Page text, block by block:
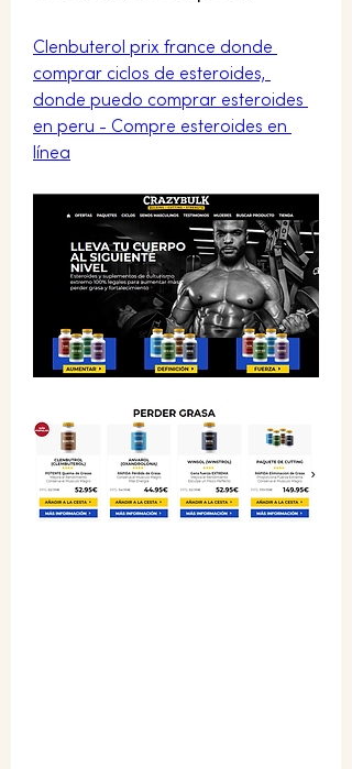
Clenbuterol prix france donde
comprar ciclos de esteroides,
donde puedo comprar esteroides
en peru - Compre esteroides en
línea